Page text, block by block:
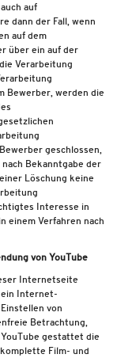
auf
dann der Fall, wenn
auf dem
über ein auf der
Verarbeitung
Bewerber, werden die
geschlossen,
Bekanntgabe der
Löschung keine
Interesse in
einem Verfahren nach
von YouTube
Internetseite
ein Internet-
von
Betrachtung,
gestattet die
Film- und